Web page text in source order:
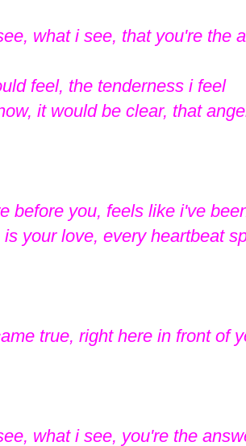
what i see, that you're the
feel, the tenderness i feel
it would be clear, that
before you, feels like i've
your love, every heartbeat
true, right here in front of
what i see, you're the